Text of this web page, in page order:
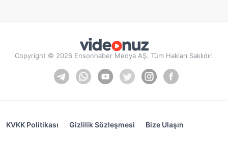
Copyright © 2026 Ensonhaber Medya AŞ. Tüm Hakları Saklıdır.
KVKK Politikası Gizlilik Sözleşmesi Bize Ulaşın